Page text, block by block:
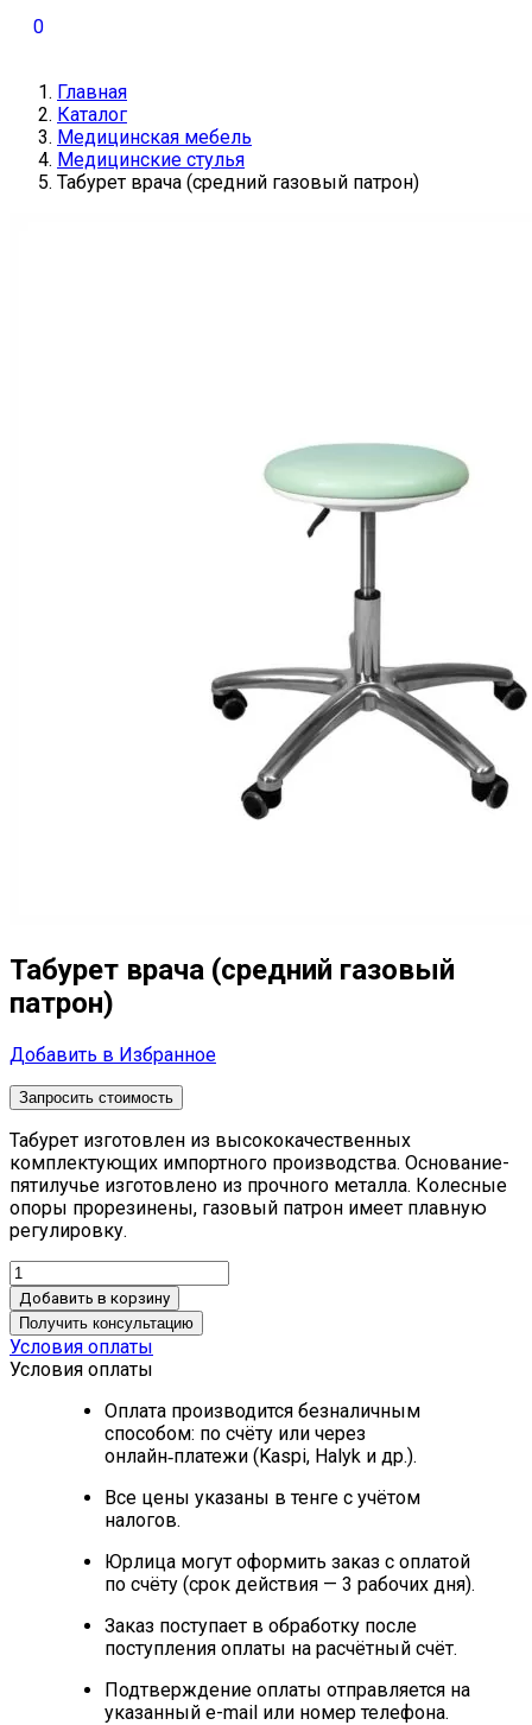
0
Главная
Каталог
Медицинская мебель
Медицинские стулья
Табурет врача (средний газовый патрон)
Табурет врача (средний газовый
патрон)
Добавить в Избранное
Запросить стоимость
Табурет изготовлен из высококачественных
комплектующих импортного производства. Основание-
пятилучье изготовлено из прочного металла. Колесные
опоры прорезинены, газовый патрон имеет плавную
регулировку.
Добавить в корзину
Получить консультацию
Условия оплаты
Условия оплаты
Оплата производится безналичным
способом: по счёту или через
онлайн‑платежи (Kaspi, Halyk и др.).
Все цены указаны в тенге с учётом
налогов.
Юрлица могут оформить заказ с оплатой
по счёту (срок действия — 3 рабочих дня).
Заказ поступает в обработку после
поступления оплаты на расчётный счёт.
Подтверждение оплаты отправляется на
указанный e-mail или номер телефона.